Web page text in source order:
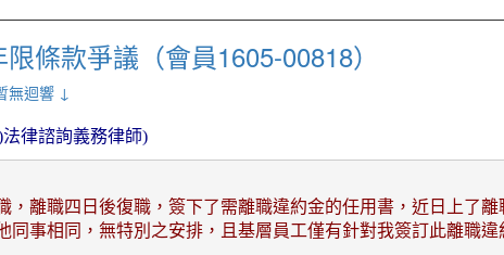
條款爭議（會員1605-00818）
無迴響 ↓
律諮詢義務律師)
，離職四日後復職，簽下了需離職違約金的任用書，近日上
同事相同，無特別之安排，且基層員工僅有針對我簽訂此離職